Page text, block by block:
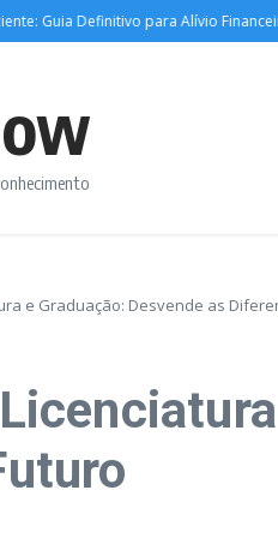
Definitivo para Alívio Financeiro
e Graduação: Desvende as